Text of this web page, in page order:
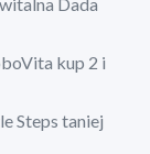
kup 2 i
Steps taniej